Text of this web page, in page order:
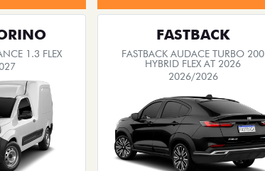
1.3 FLEX
FASTBACK
FASTBACK AUDACE TURBO 200
HYBRID FLEX AT 2026
2026/2026